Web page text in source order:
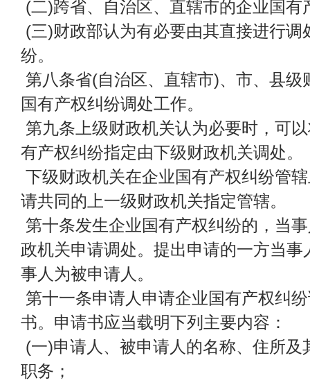
(二)跨省、自治区、直辖市的企业国有
(三)财政部认为有必要由其直接进行调
纷。
第八条省(自治区、直辖市)、市、县级
国有产权纠纷调处工作。
第九条上级财政机关认为必要时，可
有产权纠纷指定由下级财政机关调处。
下级财政机关在企业国有产权纠纷管
请共同的上一级财政机关指定管辖。
第十条发生企业国有产权纠纷的，当
政机关申请调处。提出申请的一方当
事人为被申请人。
第十一条申请人申请企业国有产权纠
书。申请书应当载明下列主要内容：
(一)申请人、被申请人的名称、住所及
职务；